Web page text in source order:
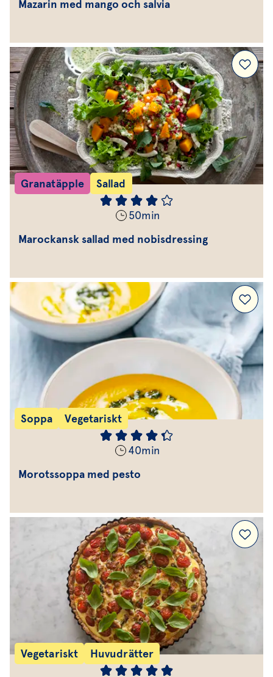
Mazarin med mango och salvia
Granatäpple Sallad
50min
Marockansk sallad med nobisdressing
Soppa Vegetariskt
40min
Morotssoppa med pesto
Vegetariskt Huvudrätter